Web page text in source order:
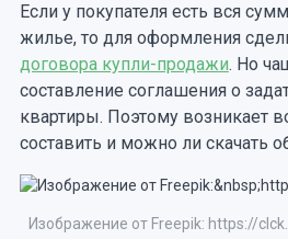
Если у покупателя есть вся
жилье, то для оформления
договора купли-продажи. Но
составление соглашения о
квартиры. Поэтому возникает
составить и можно ли скачать
Изображение от Freepik: https://